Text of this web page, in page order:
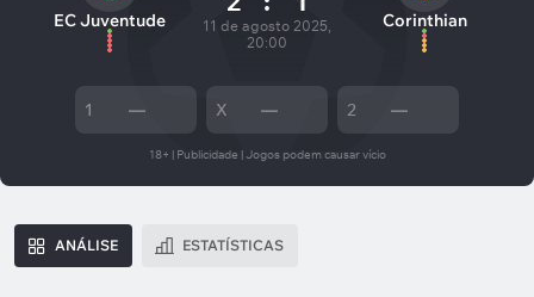
EC Juventude
11 de agosto 2025,
20:00
Corinthian
1 — X — 2 —
18+ | Publicidade | Jogos podem causar vício
ANÁLISE ESTATÍSTICAS